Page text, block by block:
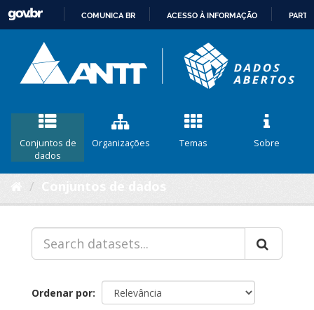
CONTEÚDO
COMUNICA BR ACESSO À INFORMAÇÃO
Conjuntos de
dados
Organizações Temas Sobre
Ordenar por